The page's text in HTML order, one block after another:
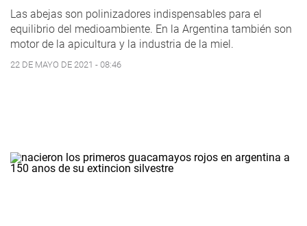
Las abejas son polinizadores indispensables para el
equilibrio del medioambiente. En la Argentina también son
motor de la apicultura y la industria de la miel.
22 DE MAYO DE 2021 - 08:46